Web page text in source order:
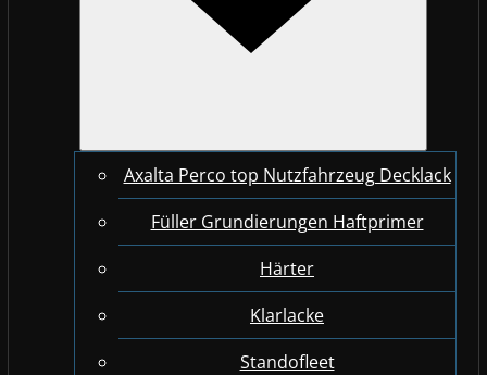
Axalta Perco top Nutzfahrzeug Decklack
Füller Grundierungen Haftprimer
Härter
Klarlacke
Standofleet